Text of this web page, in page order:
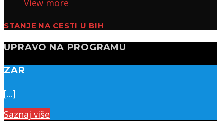
View more
STANJE NA CESTI U BIH
UPRAVO NA PROGRAMU
ZAR
[...]
Saznaj više